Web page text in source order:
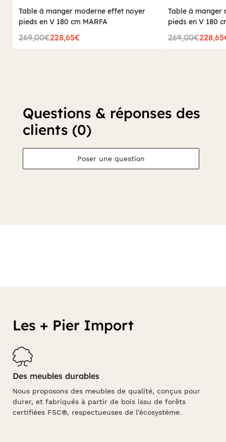
Table à manger moderne effet noyer
pieds en V 180 cm MARFA
269,00€228,65€
Table à manger
pieds en V 180
269,00€
Questions & réponses des
clients (0)
Poser une question
Les + Pier Import
Des meubles durables
Nous proposons des meubles de qualité, conçus pour
durer, et fabriqués à partir de bois issu de forêts
certifiées FSC®, respectueuses de l’écosystème.